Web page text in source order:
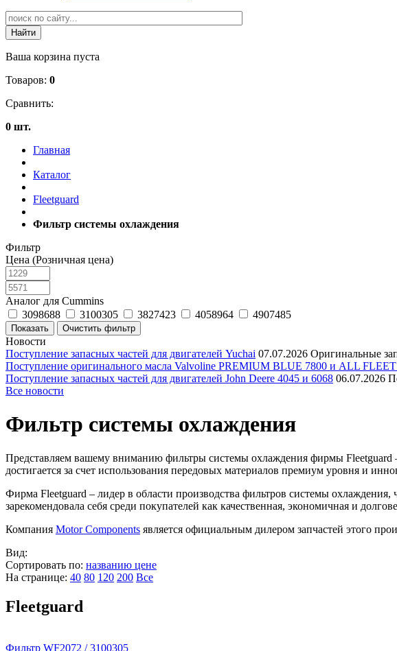
Ваша корзина пуста
Товаров: 0
Сравнить:
0 шт.
Главная
Каталог
Fleetguard
Фильтр системы охлаждения
Фильтр
Цена (Розничная цена)
Аналог для Cummins
3098688
3100305 3827423 4058964 4907485
Новости
Поступление запасных частей для двигателей Yuchai 07.07.2026 Оригинальные
Поступление оригинального масла Valvoline PREMIUM BLUE 7800 и ALL
Поступление запасных частей для двигателей John Deere 4045 и 6068 06.07.2026
Все новости
Фильтр системы охлаждения
Представляем вашему вниманию фильтры системы охлаждения фирмы Fleetguard
достигается за счет использования передовых материалов премиум уровня и
Фирма Fleetguard – лидер в области производства фильтров системы
зарекомендовала себя среди покупателей как качественная, экономичная и
Компания Motor Components является официальным дилером запчастей этого
Вид:
Сортировать по: названию цене
На странице: 40 80 120 200 Все
Fleetguard
Фильтр WF2072 / 3100305